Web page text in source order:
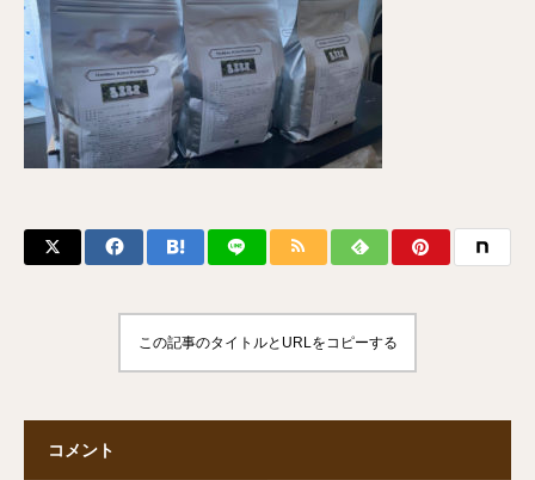
この記事のタイトルとURLをコピーする
コメント